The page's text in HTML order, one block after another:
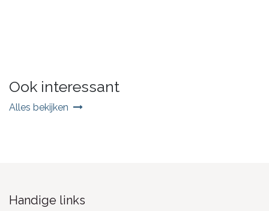
Ook interessant
Alles bekijken
Handige links